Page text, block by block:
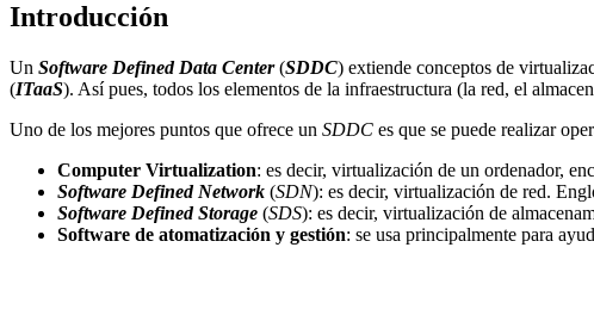
Introducción
Un Software Defined Data Center(SDDC) extiende conceptos de
(ITaaS). Así pues, todos los elementos de la infraestructura (la red, el
Uno de los mejores puntos que ofrece un SDDC es que se puede realizar
Computer Virtualization: es decir, virtualización de un ordenador,
Software Defined Network (SDN): es decir, virtualización de red.
Software Defined Storage (SDS): es decir, virtualización de
Software de atomatización y gestión: se usa principalmente para